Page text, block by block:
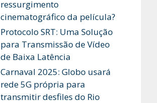
ressurgimento
cinematográfico da película?
Protocolo SRT: Uma Solução
para Transmissão de Vídeo
de Baixa Latência
Carnaval 2025: Globo usará
rede 5G própria para
transmitir desfiles do Rio